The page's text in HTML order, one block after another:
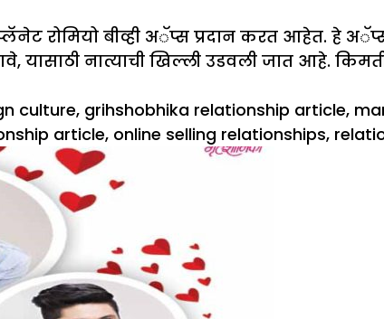
रोमियो बीव्ही अॅप्स प्रदान करत आहेत. हे
नात्याची खिल्ली उडवली जात आहे.
culture, grihshobhika relationship article,
article, online selling relationships,